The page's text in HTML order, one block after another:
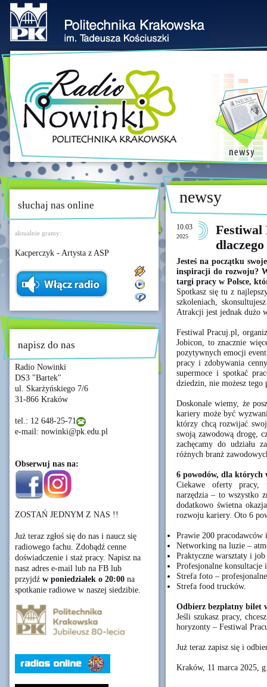
słuchaj nas online
aktualnie gramy:
Kacperczyk - Artysta z ASP
napisz do nas
Radio Nowinki
DS3 "Bartek"
ul. Skarżyńskiego 7/6
31-866 Kraków
tel.: 12 648-25-71
e-mail: nowinki@pk.edu.pl
Obserwuj nas na:
ZOSTAŃ JEDNYM Z NAS !!
Już teraz zgłoś się do nas i naucz się
radiowego fachu. Zdobądź cenne
doświadczenie i staż pracy. Napisz na
nasz adres e-mail lub na FB lub
przyjdź w poniedziałek o 20:00 na
spotkanie radiowe w naszej siedzibie.
newsy
10.03
2025
Festiwal
Jesteś na początku
inspiracji do rozwoju?
targi pracy w Polsce,
Spotkasz się tu z
szkoleniach,
Atrakcji jest jednak dużo
Festiwal Pracuj.pl,
Jobicon, to znacznie
pozytywnych emocji
pracy i zdobywania
supermoce i spotkać
dziedzin, nie możesz tego
Doskonale wiemy, że
kariery może być
którzy chcą rozwijać
swoją zawodową drogę,
zachęcamy do udziału
różnych branż
6 powodów, dla których
Ciekawe oferty pracy,
narzędzia – to wszystko
dodatkowo świetna
rozwoju kariery. Oto 6
Prawie 200
Networking na luzie –
Praktyczne warsztaty i
Profesjonalne konsultacje
Strefa foto –
Strefa food trucków.
Odbierz bezpłatny bilet
Jeśli szukasz pracy,
horyzonty – Festiwal
Już teraz zapisz się i
Kraków, 11 marca 2025,